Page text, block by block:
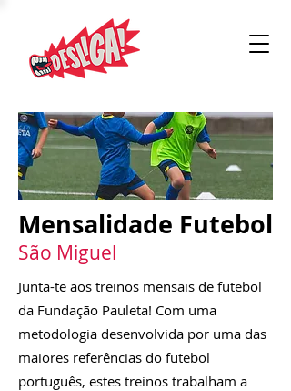
Mensalidade Futebol
São Miguel
Junta-te aos treinos mensais de futebol
da Fundação Pauleta! Com uma
metodologia desenvolvida por uma das
maiores referências do futebol
português, estes treinos trabalham a